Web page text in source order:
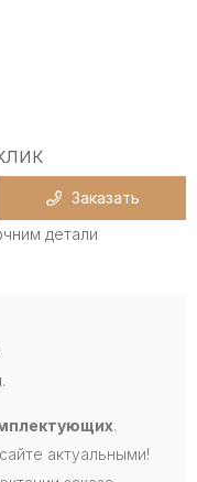
Заказать
детали
.
актуальными!